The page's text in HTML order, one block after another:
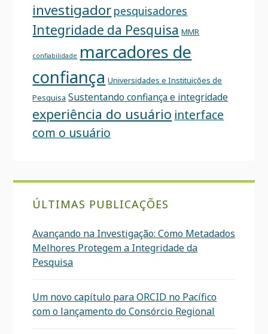
investigador pesquisadores
Integridade da Pesquisa MMR
confiabilidade marcadores de
confiança Universidades e Instituições de
Pesquisa Sustentando confiança e integridade
experiência do usuário interface
com o usuário
ÚLTIMAS PUBLICAÇÕES
Avançando na Investigação: Como Metadados
Melhores Protegem a Integridade da
Pesquisa
Um novo capítulo para ORCID no Pacífico
com o lançamento do Consórcio Regional